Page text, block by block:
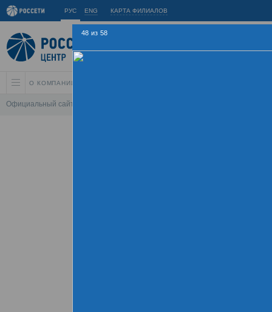
РУС ENG КАРТА ФИЛИАЛОВ
О КОМПАНИИ
Официальный сайт
48 из 58